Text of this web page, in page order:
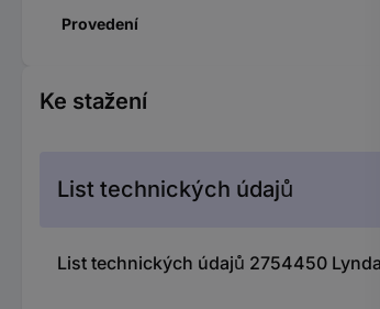
Provedení
Ke stažení
List technických údajů
List technických údajů 2754450